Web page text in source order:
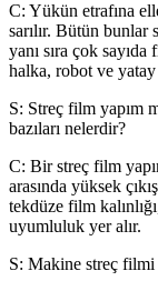
C: Yükün etrafına
sarılır. Bütün bunlar
yanı sıra çok
halka, robot ve
S: Streç film yapım
bazıları nelerdir?
C: Bir streç film
arasında yüksek
tekdüze film
uyumluluk yer alır.
S: Makine streç filmi